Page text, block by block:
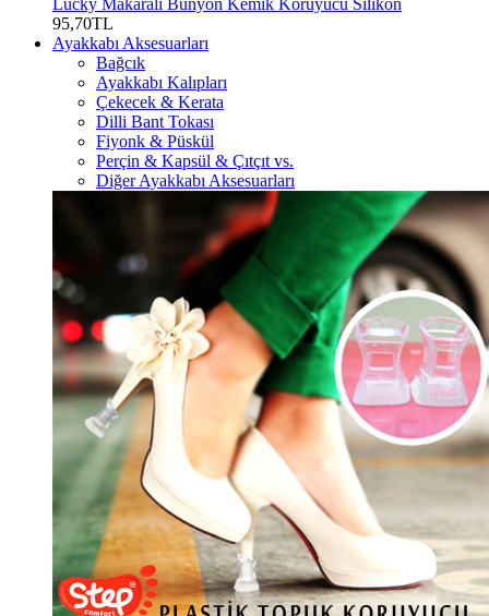
Lucky Makaralı Bunyon Kemik Koruyucu Silikon
95,70TL
Ayakkabı Aksesuarları
Bağcık
Ayakkabı Kalıpları
Çekecek & Kerata
Dilli Bant Tokası
Fiyonk & Püskül
Perçin & Kapsül & Çıtçıt vs.
Diğer Ayakkabı Aksesuarları